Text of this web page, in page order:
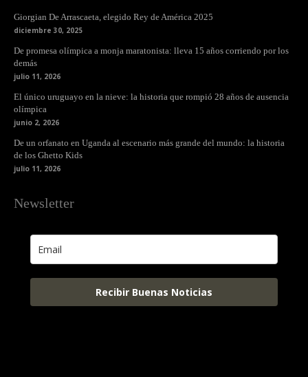
Giorgian De Arrascaeta, elegido Rey de América 2025
diciembre 30, 2025
De promesa olímpica a monja maratonista: lleva 15 años corriendo por los
demás
julio 11, 2026
El único uruguayo en la nieve: la historia que rompió 28 años de ausencia
olímpica
junio 2, 2026
De un orfanato en Uganda al escenario más grande del mundo: la historia
de los Ghetto Kids
julio 11, 2026
Newsletter
Recibir Buenas Noticias